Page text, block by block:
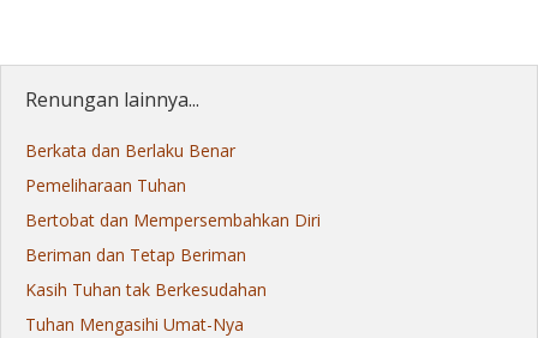
Renungan lainnya...
Berkata dan Berlaku Benar
Pemeliharaan Tuhan
Bertobat dan Mempersembahkan Diri
Beriman dan Tetap Beriman
Kasih Tuhan tak Berkesudahan
Tuhan Mengasihi Umat-Nya